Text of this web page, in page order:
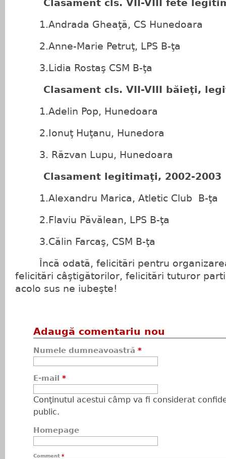
Clasament cls. VII-VIII fete
1.Andrada Gheaţă, CS Hunedoara
2.Anne-Marie Petruţ, LPS B-ţa
3.Lidia Rostaş CSM B-ţa
Clasament cls. VII-VIII băieţi,
1.Adelin Pop, Hunedoara
2.Ionuţ Huţanu, Hunedora
3. Răzvan Lupu, Hunedoara
Clasament legitimaţi, 2002-2003
1.Alexandru Marica, Atletic Club B-ţa
2.Flaviu Păvălean, LPS B-ţa
3.Călin Farcaş, CSM B-ţa
Încă odată, felicitări pentru
felicitări câştigătorilor, felicitări tuturor
acolo sus ne iubeşte!
Adaugă comentariu nou
Numele dumneavoastră *
E-mail *
Conţinutul acestui câmp va fi considerat
public.
Homepage
Comment *